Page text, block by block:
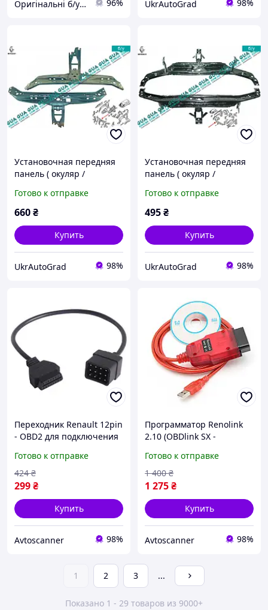
Оригінальні б/у запчастини для авто "Renault" 96% UkrAutoGrad 98%
Установочная передняя
панель ( окуляр /
балка передней панели )
7752261328 Renault /
Готово к отправке
660₴
Купить
UkrAutoGrad 98%
Установочная передняя
панель ( окуляр /
балка передней панели )
7751702434 Renault /
Готово к отправке
495₴
Купить
UkrAutoGrad 98%
Переходник Renault 12pin
- OBD2 для подключения
Готово к отправке
299₴
424 ₴
Купить
Avtoscanner 98%
Программатор Renolink
2.10 (OBDlink SX -
сервисный инструмент)
для Renault/Dacia
Готово к отправке
1 275₴
1 400 ₴
Купить
Avtoscanner 98%
1 2 3 ...
Показано 1 - 29 товаров из 9000+